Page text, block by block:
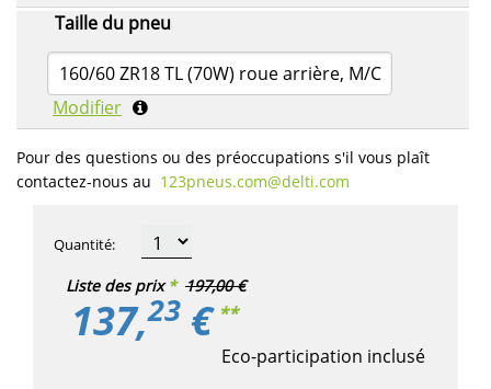
Taille du pneu
160/60 ZR18 TL (70W) roue arrière, M/C
Modifier
Pour des questions ou des préoccupations s'il vous plaît
contactez-nous au 123pneus.com​@delti.com
Liste des prix * 197,00 €
137,23 € **
Eco-participation inclusé
Quantité: